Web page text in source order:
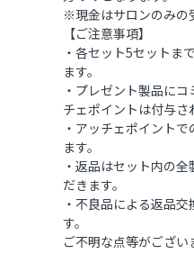
※現金はサロンのみの
【ご注意事項】
・各セット5セットま
ます。
・プレゼント製品に
チェポイントは付与さ
・アッチェポイント
ます。
・返品はセット内の
だきます。
・不良品による返品
す。
ご不明な点等がござ